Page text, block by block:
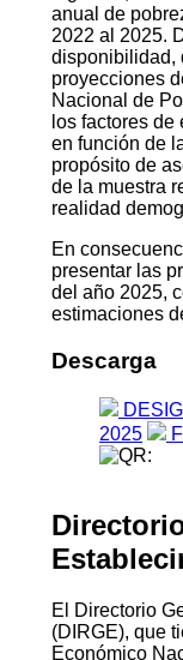
permite
programas
desagregado
distribución del
Este material
conocidos
de poder
ingresos,
anual de
2022 al 2025.
disponibilidad,
proyecciones
Nacional de
los factores de
propósito de
de la muestra
realidad
En
presentar las
Descarga
2025